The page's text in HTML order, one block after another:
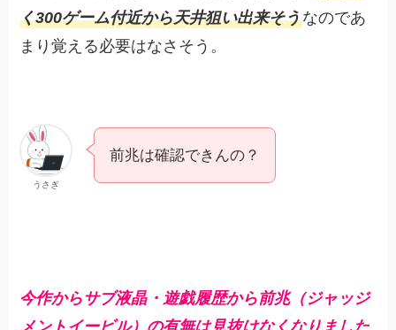
く300ゲーム付近から天井狙い出来そうなのであ
まり覚える必要はなさそう。
うさぎ
前兆は確認できんの？
今作からサブ液晶・遊戯履歴から前兆（ジャッジ